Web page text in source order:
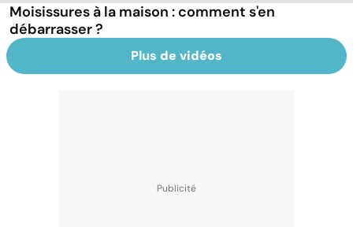
Moisissures à la maison : comment s'en
débarrasser ?
Plus de vidéos